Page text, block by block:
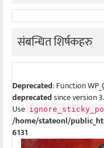
संबन्धित शिर्षकहरु
Deprecated: Function
deprecatedsince version
Use
/home/stateonl/
6131